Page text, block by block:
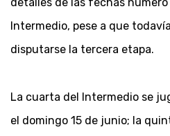
Intermedio, pese a que
disputarse la tercera etapa.
La cuarta del Intermedio se
el domingo 15 de junio; la